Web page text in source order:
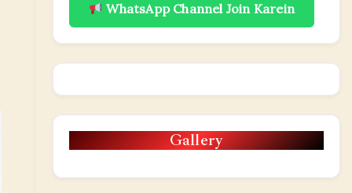
WhatsApp Channel Join Karein
Gallery